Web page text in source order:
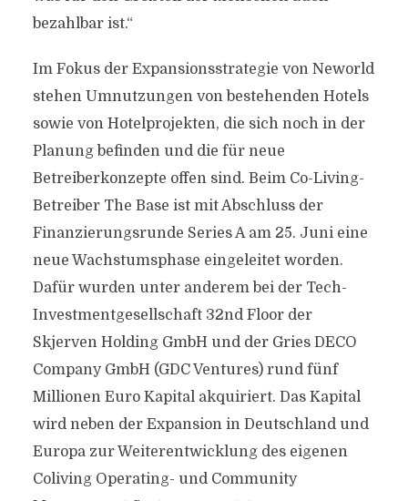
bezahlbar ist.“
Im Fokus der Expansionsstrategie von Neworld
stehen Umnutzungen von bestehenden Hotels
sowie von Hotelprojekten, die sich noch in der
Planung befinden und die für neue
Betreiberkonzepte offen sind. Beim Co-Living-
Betreiber The Base ist mit Abschluss der
Finanzierungsrunde Series A am 25. Juni eine
neue Wachstumsphase eingeleitet worden.
Dafür wurden unter anderem bei der Tech-
Investmentgesellschaft 32nd Floor der
Skjerven Holding GmbH und der Gries DECO
Company GmbH (GDC Ventures) rund fünf
Millionen Euro Kapital akquiriert. Das Kapital
wird neben der Expansion in Deutschland und
Europa zur Weiterentwicklung des eigenen
Coliving Operating- und Community